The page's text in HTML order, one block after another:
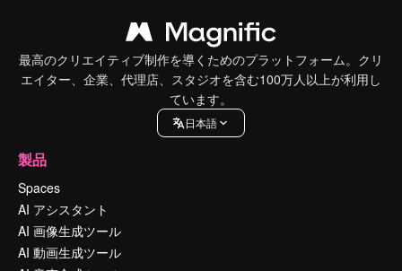
最高のクリエイティブ制作を導くためのプラットフォーム。クリ
エイター、企業、代理店、スタジオを含む100万人以上が利用し
ています。
日本語
製品
Spaces
AI アシスタント
AI 画像生成ツール
AI 動画生成ツール